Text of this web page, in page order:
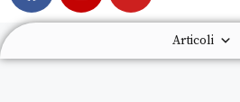
Articoli